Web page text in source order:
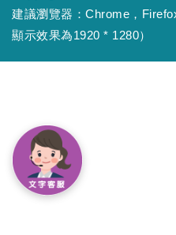
建議瀏覽器：Chrome，
顯示效果為1920 * 1280）